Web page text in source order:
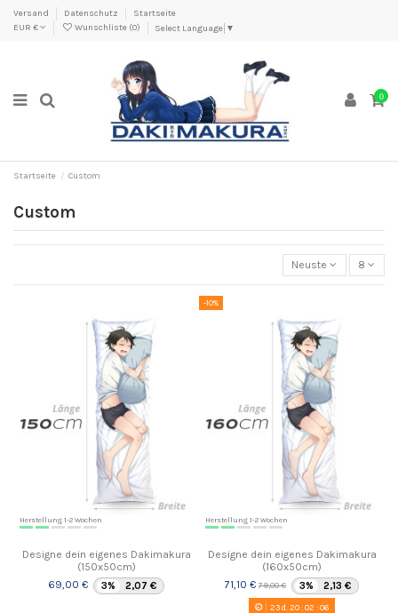
Versand Datenschutz
Startseite
EUR €
Wunschliste (0) Select Language ▼
0
Startseite Custom
Custom
Neuste 8
Herstellung 1-2 Wochen
Designe dein eigenes Dakimakura
(150x50cm)
69,00 €
3% 2,07 €
Herstellung 1-2 Wochen
-10%
Designe dein eigenes Dakimakura
(160x50cm)
71,10 €79,00 € 3% 2,13 €
23d. 20:02 :06